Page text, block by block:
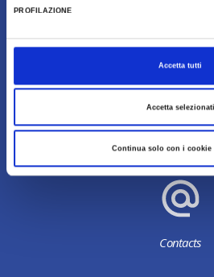
PROFILAZIONE
Accetta tutti
Accetta selezionati
Continua solo con i cookie
Gallery
About us
Contacts